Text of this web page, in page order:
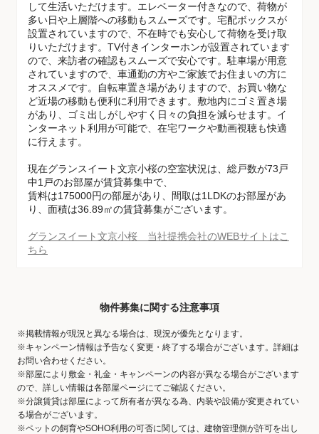
して生活いただけます。エレベーター付きなので、荷物が
多い日や上層階への移動もスムーズです。宅配ボックスが
設置されていますので、不在時でも安心して荷物を受け取
りいただけます。TV付きインターホンが設置されています
ので、来訪者の確認もスムーズで安心です。駐車場が用意
されていますので、車通勤の方やご家族でお住まいの方に
オススメです。自転車置き場がありますので、お買い物な
ど近場の移動も便利に利用できます。敷地内にゴミ置き場
があり、ゴミ出しがしやすく日々の負担を減らせます。イ
ンターネット利用が可能で、在宅ワークや動画視聴も快適
に行えます。
現在グランスイート文京小桜の空室状況は、総戸数が73戸
中1戸のお部屋が賃貸募集中で、
賃料は175000円の部屋があり、間取は1LDKのお部屋があ
り、面積は36.89㎡の賃貸募集がございます。
グランスイート文京小桜 当社提携会社のWEBサイトはこ
ちら
物件募集に関する注意事項
※掲載情報が現況と異なる場合は、現況が優先となります。
※キャンペーン情報は予告なく変更・終了する場合がございます。詳細は
お問い合わせください。
※部屋により敷金・礼金・キャンペーンの内容が異なる場合がございます
ので、詳しい情報は各部屋ページにてご確認ください。
※分譲賃貸は部屋によって所有者が異なる為、内装や設備が変更されてい
る場合がございます。
※ペットの飼育やSOHO利用の可否に関しては、建物管理側が許可を出し